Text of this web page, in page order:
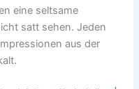
eine seltsame
satt sehen. Jeden
aus der